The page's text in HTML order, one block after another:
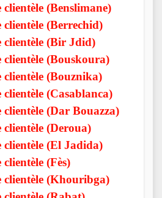
clientèle (Benslimane)
clientèle (Berrechid)
clientèle (Bir Jdid)
clientèle (Bouskoura)
clientèle (Bouznika)
clientèle (Casablanca)
clientèle (Dar Bouazza)
clientèle (Deroua)
clientèle (El Jadida)
(Fès)
clientèle (Khouribga)